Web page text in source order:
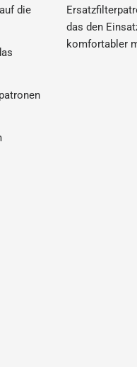
die
das den
komfortabler